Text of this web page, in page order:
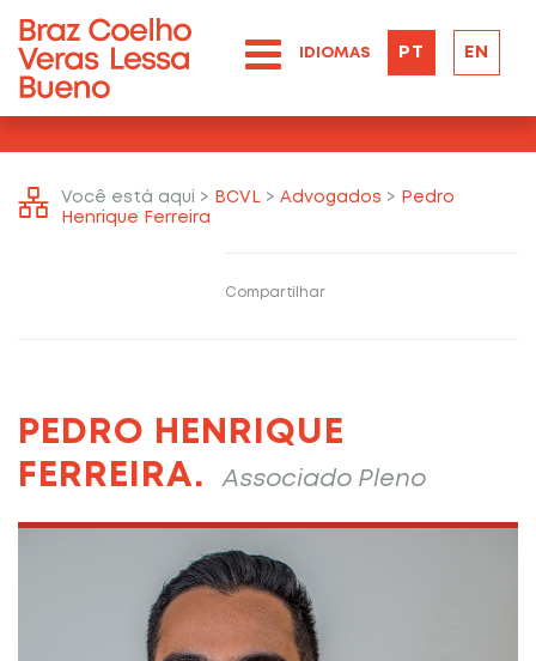
IDIOMAS PT EN
Você está aqui > BCVL > Advogados >
Pedro
Henrique Ferreira
Compartilhar
PEDRO HENRIQUE
FERREIRA.
Associado Pleno